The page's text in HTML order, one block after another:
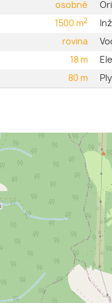
osobné
1500 m2
rovina
18 m
80 m